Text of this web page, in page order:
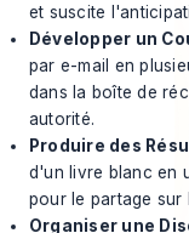
et suscite
Développer un
par e-mail en
dans la boîte de
autorité.
Produire des
d'un livre blanc en
pour le partage sur
Organiser une